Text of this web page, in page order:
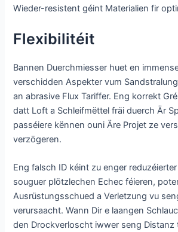
Wieder-resistent géint Materialien fir
Flexibilitéit
Bannen Duerchmiesser huet en
verschidden Aspekter vum
an abrasive Flux Tariffer. Eng korrekt
datt Loft a Schleifmëttel fräi duerch Är
passéiere kënnen ouni Äre Projet ze
verzögeren.
Eng falsch ID kéint zu enger
souguer plötzlechen Echec féieren,
Ausrüstungsschued a Verletzung vu
verursaacht. Wann Dir e laangen
den Drockverloscht iwwer seng Distanz